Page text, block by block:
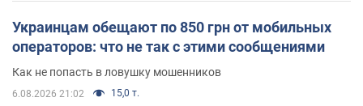
Украинцам обещают по 850 грн от мобильных
операторов: что не так с этими сообщениями
Как не попасть в ловушку мошенников
6.08.2026 21:02 15,0 т.